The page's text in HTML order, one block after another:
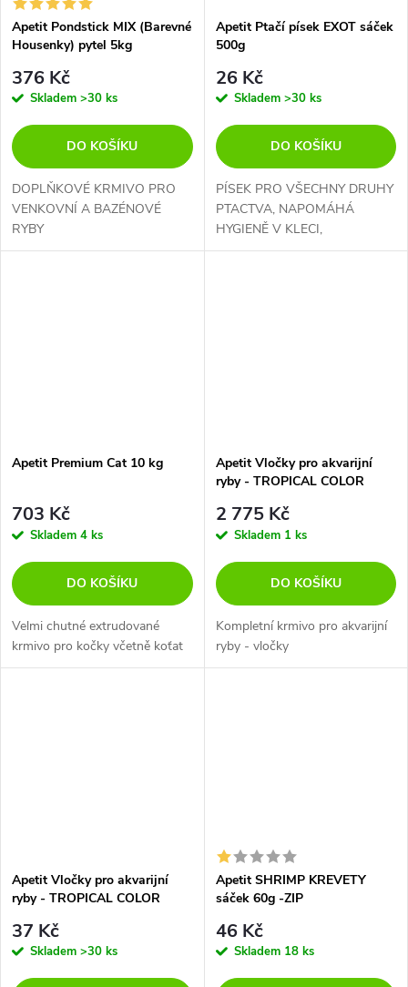
Apetit Pondstick MIX (Barevné
Housenky) pytel 5kg
376 Kč
Skladem >30 ks
DO KOŠÍKU
DOPLŇKOVÉ KRMIVO PRO
VENKOVNÍ A BAZÉNOVÉ
RYBY
Apetit Ptačí písek EXOT sáček
500g
26 Kč
Skladem >30 ks
DO KOŠÍKU
PÍSEK PRO VŠECHNY DRUHY
PTACTVA, NAPOMÁHÁ
HYGIENĚ V KLECI,
PODPORUJE TRÁVENÍ
Apetit Premium Cat 10 kg
703 Kč
Skladem 4 ks
DO KOŠÍKU
Velmi chutné extrudované
krmivo pro kočky včetně koťat
Apetit Vločky pro akvarijní
ryby - TROPICAL COLOR
2 775 Kč
Skladem 1 ks
DO KOŠÍKU
Kompletní krmivo pro akvarijní
ryby - vločky
Apetit Vločky pro akvarijní
ryby - TROPICAL COLOR
37 Kč
Skladem >30 ks
Apetit SHRIMP KREVETY
sáček 60g -ZIP
46 Kč
Skladem 18 ks